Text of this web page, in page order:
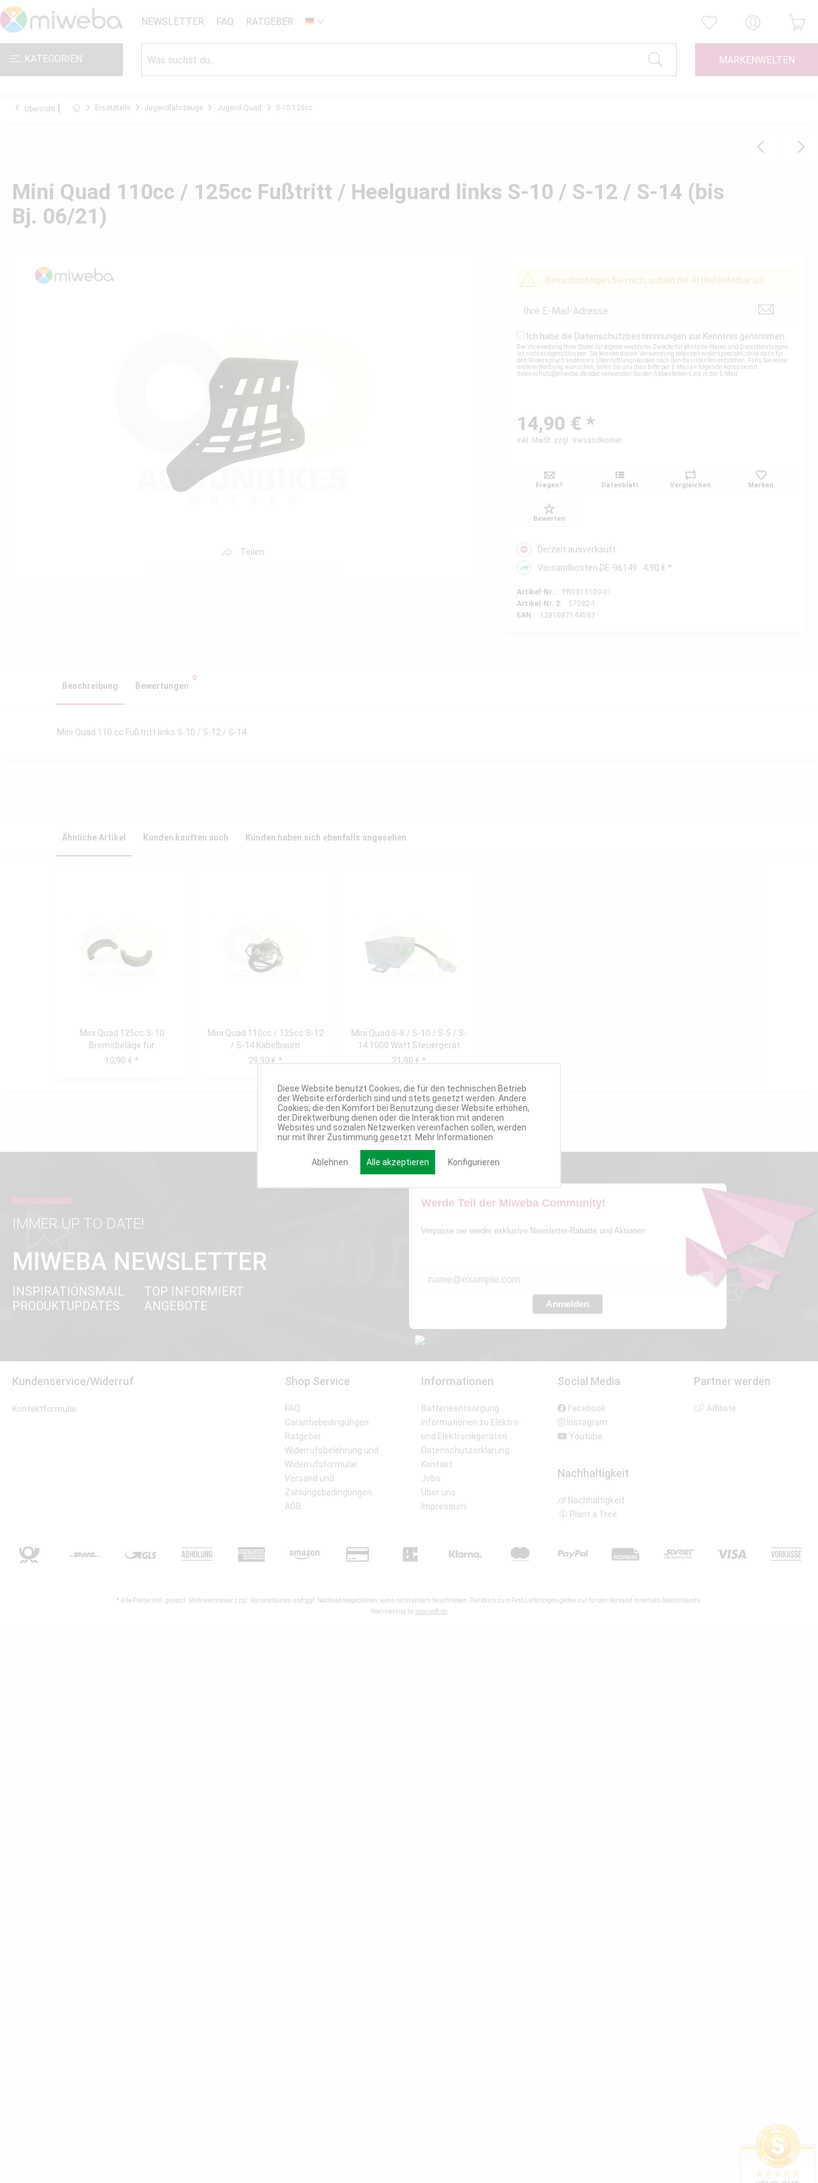
NEWSLETTER FAQ RATGEBER DE
KATEGORIEN MARKENWELTEN
Übersicht Ersatzteile Jugendfahrzeuge Jugend-Quad S-10 125cc
Mini Quad 110cc / 125cc Fußtritt / Heelguard links S-10 / S-12 / S-14 (bis
Bj. 06/21)
Teilen
Benachrichtigen Sie mich, sobald der Artikel lieferbar ist.
Ich habe die Datenschutzbestimmungen zur Kenntnis genommen.
Die Verwendung Ihrer Daten für eigene werbliche Zwecke für ähnliche Waren und Dienstleistungen
ist nicht ausgeschlossen. Sie können dieser Verwendung jederzeit widersprechen, ohne dass für
den Widerspruch andere als Übermittlungskosten nach den Basistarifen entstehen. Falls Sie keine
weitere Werbung wünschen, teilen Sie uns dies bitte per E-Mail an folgende Adresse mit:
datenschutz@miweba.deoder verwenden Sie den Abbestellen-Link in der E-Mail.
14,90 € *
inkl. MwSt. zzgl. Versandkosten
Fragen? Datenblatt Vergleichen Merken
Bewerten
Derzeit ausverkauft
Versandkosten DE-96149 : 4,90 € *
Artikel-Nr.:
PR0013100-01
Artikel-Nr. 2:
57082-1
EAN:
1281087144583
Beschreibung Bewertungen
0
Mini Quad 110 cc Fußtritt links S-10 / S-12 / S-14
Ähnliche Artikel Kunden kauften auch Kunden haben sich ebenfalls angesehen
Mini Quad 125cc S-10
Bremsbeläge für
Trommelbremse vorne
10,90 € *
Mini Quad 110cc / 125cc S-12
/ S-14 Kabelbaum
29,90 € *
Mini Quad S-8 / S-10 / S-5 / S-
14 1000 Watt Steuergerät
für...
21,90 € *
IMMER UP TO DATE!
MIWEBA NEWSLETTER
INSPIRATIONSMAIL
PRODUKTUPDATES
TOP INFORMIERT
ANGEBOTE
Werde Teil der Miweba Community!
Verpasse nie wieder exklusive Newsletter-Rabatte und Aktionen
Anmelden
Kundenservice/Widerruf
Kontaktformular
Shop Service
FAQ
Garantiebedingungen
Ratgeber
Widerrufsbelehrung und
Widerrufsformular
Versand und
Zahlungsbedingungen
AGB
Informationen
Batterieentsorgung
Informationen zu Elektro-
und Elektronikgeräten
Datenschutzerklärung
Kontakt
Jobs
Über uns
Impressum
Social Media
Facebook
Instagram
Youtube
Nachhaltigkeit
Nachhaltigkeit
Plant a Tree
Partner werden
Affiliate
* Alle Preise inkl. gesetzl. Mehrwertsteuer zzgl. Versandkosten und ggf. Nachnahmegebühren, wenn nicht anders beschrieben. Pünktlich zum Fest Lieferungen gelten nur für den Versand innerhalb Deutschlands.
Realisierung by sewisoft.de
Diese Website benutzt Cookies, die für den technischen Betrieb
der Website erforderlich sind und stets gesetzt werden. Andere
Cookies, die den Komfort bei Benutzung dieser Website erhöhen,
der Direktwerbung dienen oder die Interaktion mit anderen
Websites und sozialen Netzwerken vereinfachen sollen, werden
nur mit Ihrer Zustimmung gesetzt. Mehr Informationen
Ablehnen Alle akzeptieren Konfigurieren